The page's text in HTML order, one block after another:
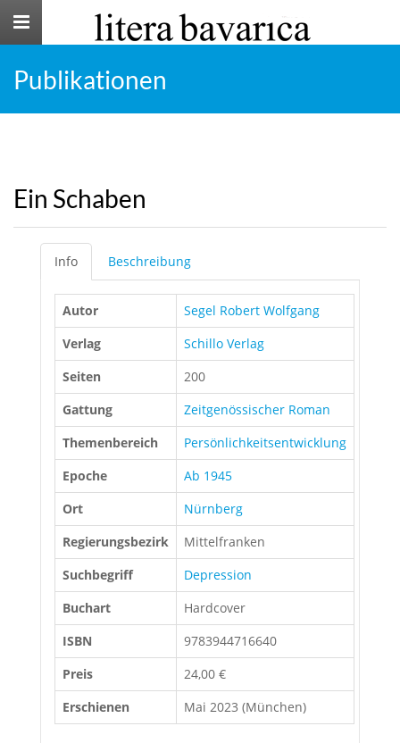
Toggle
Publikationen
Ein Schaben
Info Beschreibung
Autor
Segel Robert Wolfgang
Verlag
Schillo Verlag
Seiten
200
Gattung
Zeitgenössischer Roman
Themenbereich
Persönlichkeitsentwicklung
Epoche
Ab 1945
Ort
Nürnberg
Regierungsbezirk
Mittelfranken
Suchbegriff
Depression
Buchart
Hardcover
ISBN
9783944716640
Preis
24,00 €
Erschienen
Mai 2023 (München)